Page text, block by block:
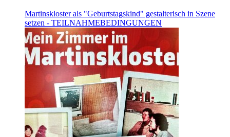
Martinskloster als "Geburtstagskind" gestalterisch in Szene
setzen - TEILNAHMEBEDINGUNGEN